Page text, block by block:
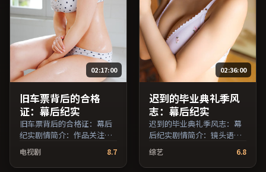
索。）
02:17:00
旧车票背后的合格
证：幕后纪实
旧车票背后的合格证：幕后
纪实剧情简介：作品关注边
缘群体的日常抉择，影像质
感兼顾院线观感与流媒体清
晰度；由斯皮尔伯格执导，
电视剧 8.7
02:36:00
迟到的毕业典礼季风
志：幕后纪实
迟到的毕业典礼季风志：幕
后纪实剧情简介：镜头语言
克制而富有张力，剪辑节奏
贴合人物心理的起伏；由奉
俊昊执导，王俊凯、张子
综艺 6.8